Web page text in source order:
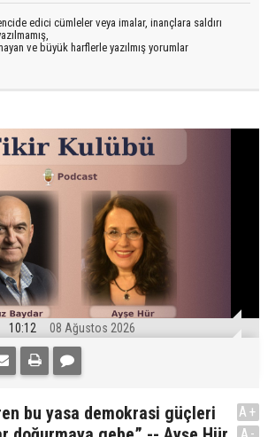
edici cümleler veya imalar, inançlara saldırı
ve büyük harflerle yazılmış yorumlar
10:12 08 Ağustos 2026
bu yasa demokrasi güçleri
A+